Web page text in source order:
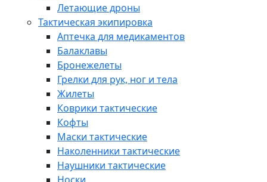
Летающие дроны
Тактическая экипировка
Аптечка для медикаментов
Балаклавы
Бронежелеты
Грелки для рук, ног и тела
Жилеты
Коврики тактические
Кофты
Маски тактические
Наколенники тактические
Наушники тактические